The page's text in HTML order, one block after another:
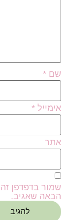
שם *
אימייל *
אתר
שמור בדפדפן
הבאה שאגיב.